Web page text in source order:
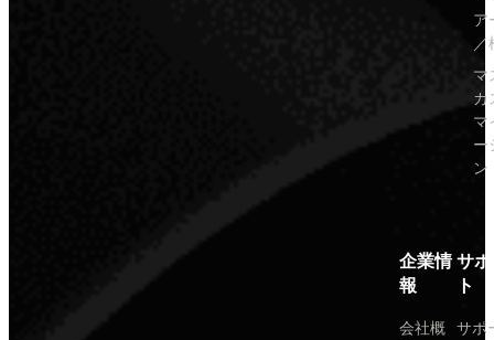
ア
／
マ
カ
マ
ー
ン
企業情
報
会社概
サ
ト
サポ